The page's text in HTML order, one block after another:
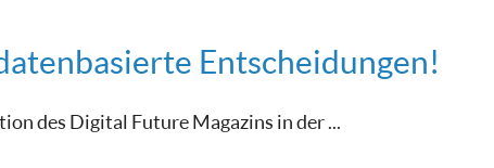
Entscheidungen!
des Digital Future Magazins in der ...